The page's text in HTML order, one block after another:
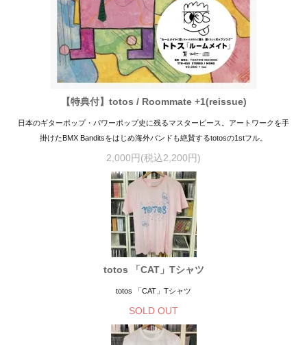
【特典付】totos / Roommate +1(reissue)
日本のギターポップ・パワーポップ史に残るマスターピース。アートワークを手
掛けたBMX Banditsをはじめ海外バンドも絶賛するtotosの1stフル。
2,000円(税込2,200円)
totos 「CAT」Tシャツ
totos 「CAT」Tシャツ
SOLD OUT